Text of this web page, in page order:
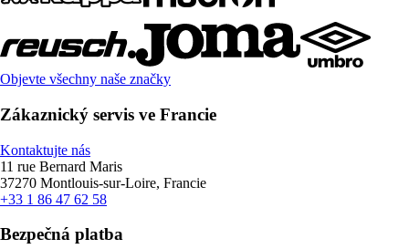
Objevte všechny naše značky
Zákaznický servis ve Francie
Kontaktujte nás
11 rue Bernard Maris
37270 Montlouis-sur-Loire, Francie
+33 1 86 47 62 58
Bezpečná platba